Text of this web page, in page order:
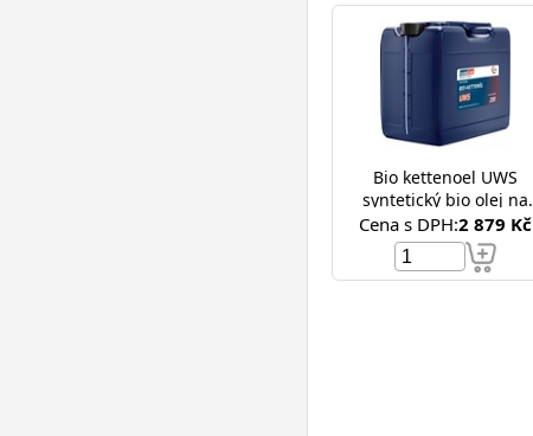
Bio kettenoel UWS
syntetický bio olej na
řetězy pil
Cena s DPH:2 879 Kč